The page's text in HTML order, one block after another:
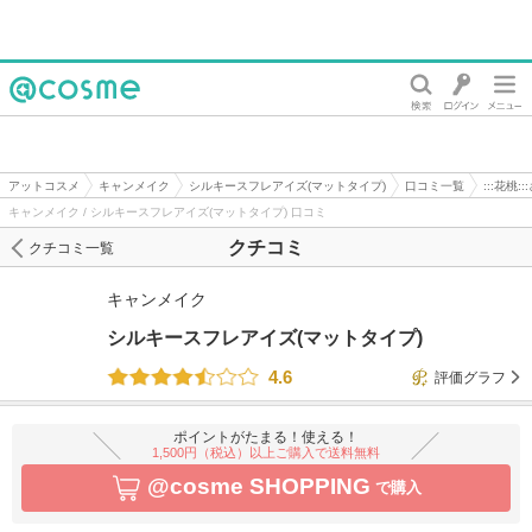
アットコスメ キャンメイク シルキースフレアイズ(マットタイプ) 口コミ一覧
:::花桃:::
キャンメイク / シルキースフレアイズ(マットタイプ) 口コミ
クチコミ
クチコミ一覧
キャンメイク
シルキースフレアイズ(マットタイプ)
4.6
評価グラフ
ポイントがたまる！使える！
1,500円（税込）以上ご購入で送料無料
@cosme SHOPPING で購入